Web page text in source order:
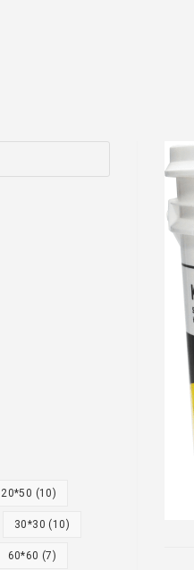
20*50 (10)
30*30 (10)
60*60 (7)